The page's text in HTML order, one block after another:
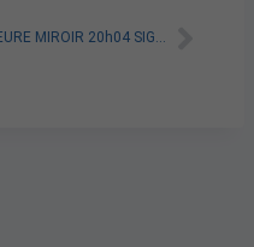
HEURE MIROIR 20h04 SIGNIFICATION SPIRITUELLE [A LIRE]